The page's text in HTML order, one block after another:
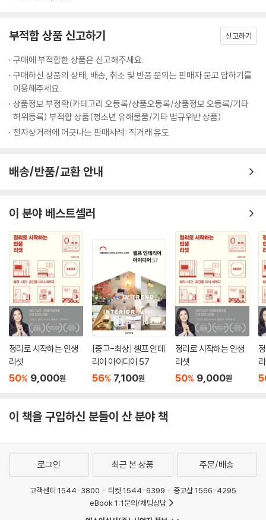
부적합 상품 신고하기 신고하기
구매에 부적합한 상품은 신고해주세요.
구매하신 상품의 상태, 배송, 취소 및 반품 문의는 판매자 묻고 답하기를
이용해주세요.
상품정보 부정확(카테고리 오등록/상품오등록/상품정보 오등록/기타
허위등록) 부적합 상품(청소년 유해물품/기타 법규위반 상품)
전자상거래에 어긋나는 판매사례: 직거래 유도
배송/반품/교환 안내
이 분야 베스트셀러
정리로 시작하는 인생
리셋
50% 9,000원
[중고-최상] 셀프 인테
리어 아이디어 57
56% 7,100원
정리로 시작하는 인생
리셋
50% 9,000원
이 책을 구입하신 분들이 산 분야 책
로그인 최근 본 상품 주문/배송
고객센터 1544-3800 티켓 1544-6399
중고샵 1566-4295
eBook 1:1문의/채팅상담